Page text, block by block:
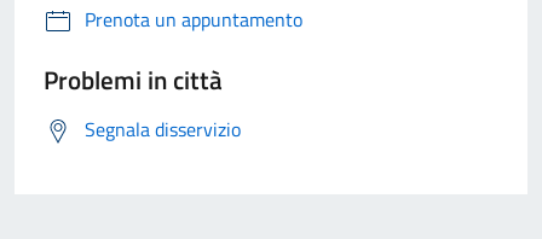
Prenota un appuntamento
Problemi in città
Segnala disservizio